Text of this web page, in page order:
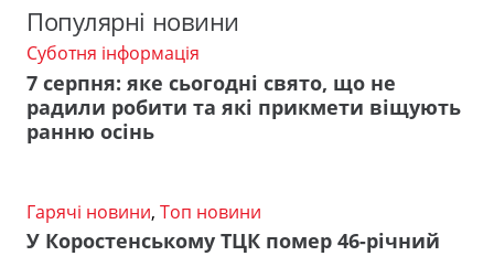
Популярні новини
Суботня інформація
7 серпня: яке сьогодні свято, що не
радили робити та які прикмети віщують
ранню осінь
Гарячі новини, Топ новини
У Коростенському ТЦК помер 46-річний